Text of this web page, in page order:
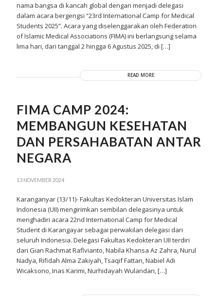
nama bangsa di kancah global dengan menjadi delegasi
dalam acara bergengsi “23rd International Camp for Medical
Students 2025”. Acara yang diselenggarakan oleh Federation
of Islamic Medical Associations (FIMA) ini berlangsung selama
lima hari, dari tanggal 2 hingga 6 Agustus 2025, di […]
READ MORE
FIMA CAMP 2024:
MEMBANGUN KESEHATAN
DAN PERSAHABATAN ANTAR
NEGARA
13 NOVEMBER 2024
Karanganyar (13/11)- Fakultas Kedokteran Universitas Islam
Indonesia (UII) mengirimkan sembilan delegasinya untuk
menghadiri acara 22nd International Camp for Medical
Student di Karangayar sebagai perwakilan delegasi dari
seluruh Indonesia. Delegasi Fakultas Kedokteran UII terdiri
dari Gian Rachmat Raflvianto, Nabila Khansa Az Zahra, Nurul
Nadya, Rifidah Alma Zakiyah, Tsaqif Fattan, Nabiel Adi
Wicaksono, Inas Karimi, Nurhidayah Wulandari, […]